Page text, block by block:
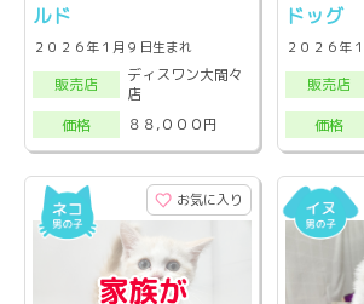
ルド
２０２６年１月９日生まれ
販売店
ディスワン大間々
店
価格
８８,０００円
ドッグ
２０２６年
販売店
価格
お気に入り